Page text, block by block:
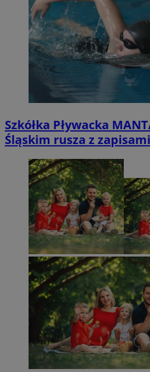
Szkółka Pływacka
Śląskim rusza z